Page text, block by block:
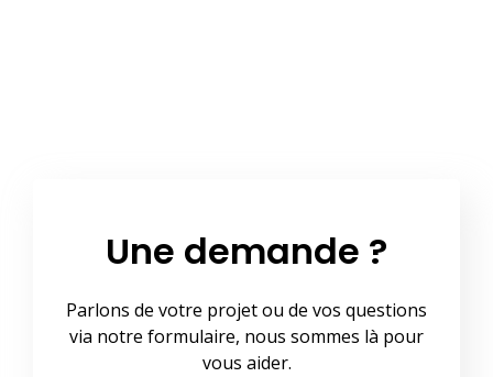
Une demande ?
Parlons de votre projet ou de vos questions
via notre formulaire, nous sommes là pour
vous aider.